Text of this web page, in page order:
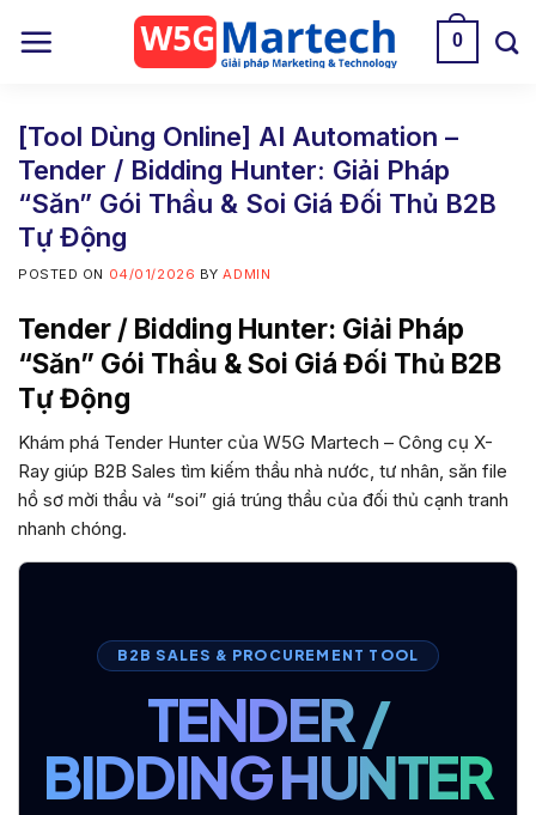
0
[Tool Dùng Online] AI Automation –
Tender / Bidding Hunter: Giải Pháp
“Săn” Gói Thầu & Soi Giá Đối Thủ B2B
Tự Động
POSTED ON 04/01/2026 BYADMIN
Tender / Bidding Hunter: Giải Pháp
“Săn” Gói Thầu & Soi Giá Đối Thủ B2B
Tự Động
Khám phá Tender Hunter của W5G Martech – Công cụ X-
Ray giúp B2B Sales tìm kiếm thầu nhà nước, tư nhân, săn file
hồ sơ mời thầu và “soi” giá trúng thầu của đối thủ cạnh tranh
nhanh chóng.